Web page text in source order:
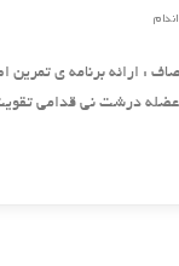
: ارائه برنامه ی تمرین
عضله درشت نی قدامی